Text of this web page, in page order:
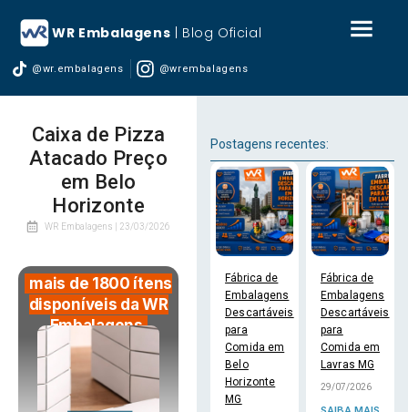
WR Embalagens | Blog Oficial
@wr.embalagens @wrembalagens
Caixa de Pizza
Atacado Preço
em Belo
Horizonte
WR Embalagens | 23/03/2026
mais de 1800 ítens
disponíveis da WR
Embalagens
Postagens recentes:
Fábrica de
Embalagens
Descartáveis
para
Comida em
Belo
Horizonte
MG
Fábrica de
Embalagens
Descartáveis
para
Comida em
Lavras MG
29/07/2026